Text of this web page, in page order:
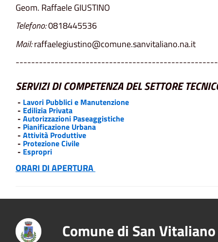
Geom. Raffaele GIUSTINO
Telefono:0818445536
Mail:raffaelegiustino@comune.sanvitaliano.na.it
SERVIZI DI COMPETENZA DEL SETTORE
- Lavori Pubblici e Manutenzione
- Edilizia Privata
- Autorizzazioni Paseaggistiche
- Pianificazione Urbana
- Attività Produttive
- Protezione Civile
- Espropri
ORARI DI APERTURA
Comune di San Vitaliano